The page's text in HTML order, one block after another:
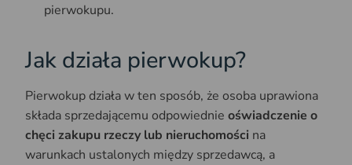
pierwokupu.
Jak działa pierwokup?
Pierwokup działa w ten sposób, że osoba uprawiona
składa sprzedającemu odpowiednie oświadczenie o
chęci zakupu rzeczy lub nieruchomości na
warunkach ustalonych między sprzedawcą, a